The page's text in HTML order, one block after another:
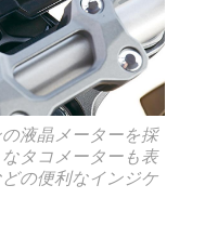
液晶メーターを採
タコメーターも表
の便利なインジケ